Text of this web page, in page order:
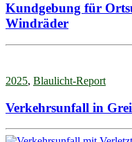
Kundgebung für
Windräder
2025, Blaulicht-Report
Verkehrsunfall in